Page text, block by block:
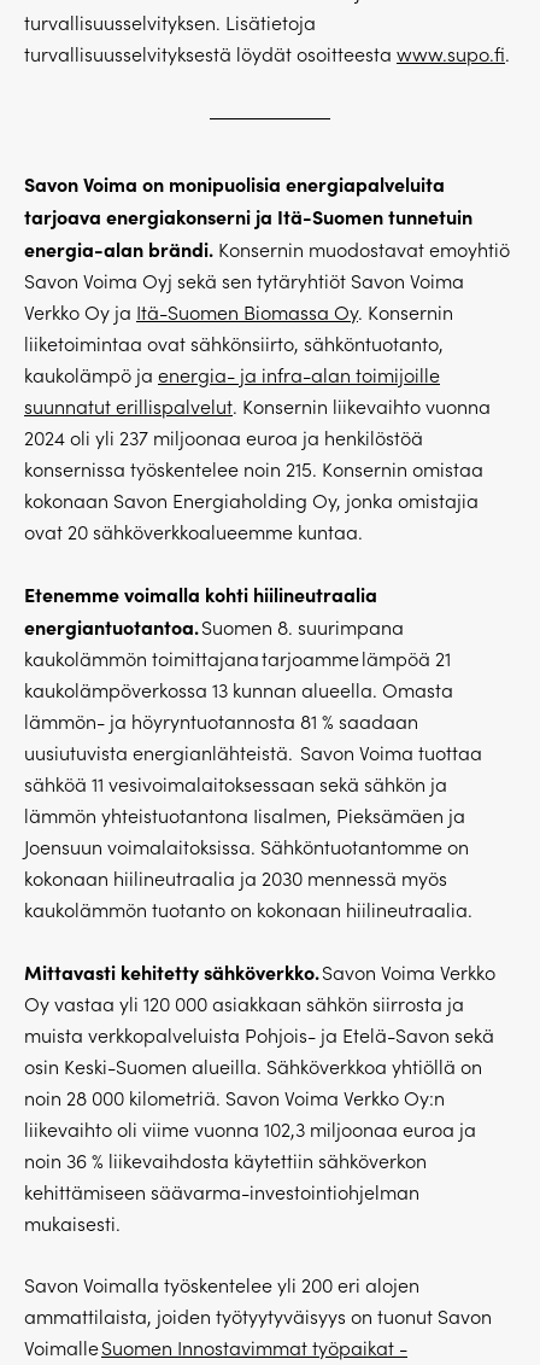
turvallisuusselvityksen. Lisätietoja
turvallisuusselvityksestä löydät osoitteesta www.supo.fi.
Savon Voima on monipuolisia energiapalveluita
tarjoava energiakonserni ja Itä-Suomen tunnetuin
energia-alan brändi. Konsernin muodostavat emoyhtiö
Savon Voima Oyj sekä sen tytäryhtiöt Savon Voima
Verkko Oy ja Itä-Suomen Biomassa Oy. Konsernin
liiketoimintaa ovat sähkönsiirto, sähköntuotanto,
kaukolämpö ja energia- ja infra-alan toimijoille
suunnatut erillispalvelut. Konsernin liikevaihto vuonna
2024 oli yli 237 miljoonaa euroa ja henkilöstöä
konsernissa työskentelee noin 215. Konsernin omistaa
kokonaan Savon Energiaholding Oy, jonka omistajia
ovat 20 sähköverkkoalueemme kuntaa.
Etenemme voimalla kohti hiilineutraalia
energiantuotantoa.Suomen 8. suurimpana
kaukolämmön toimittajana tarjoamme lämpöä 21
kaukolämpöverkossa 13 kunnan alueella. Omasta
lämmön- ja höyryntuotannosta 81 % saadaan
uusiutuvista energianlähteistä. Savon Voima tuottaa
sähköä 11 vesivoimalaitoksessaan sekä sähkön ja
lämmön yhteistuotantona Iisalmen, Pieksämäen ja
Joensuun voimalaitoksissa. Sähköntuotantomme on
kokonaan hiilineutraalia ja 2030 mennessä myös
kaukolämmön tuotanto on kokonaan hiilineutraalia.
Mittavasti kehitetty sähköverkko.Savon Voima Verkko
Oy vastaa yli 120 000 asiakkaan sähkön siirrosta ja
muista verkkopalveluista Pohjois- ja Etelä-Savon sekä
osin Keski-Suomen alueilla. Sähköverkkoa yhtiöllä on
noin 28 000 kilometriä. Savon Voima Verkko Oy:n
liikevaihto oli viime vuonna 102,3 miljoonaa euroa ja
noin 36 % liikevaihdosta käytettiin sähköverkon
kehittämiseen säävarma-investointiohjelman
mukaisesti.
Savon Voimalla työskentelee yli 200 eri alojen
ammattilaista, joiden työtyytyväisyys on tuonut Savon
VoimalleSuomen Innostavimmat työpaikat -